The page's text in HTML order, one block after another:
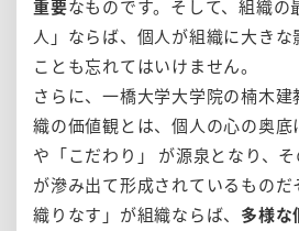
重要なものです。そして、組織の
人」ならば、個人が組織に大きな
ことも忘れてはいけません。
さらに、一橋大学大学院の楠木
織の価値観とは、個人の心の奥底
や「こだわり」 が源泉となり、
が滲み出て形成されているものだ
織りなす」が組織ならば、 多様な